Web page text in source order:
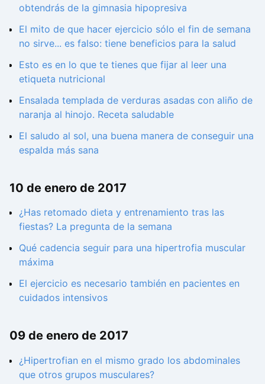
obtendrás de la gimnasia hipopresiva
El mito de que hacer ejercicio sólo el fin de semana
no sirve... es falso: tiene beneficios para la salud
Esto es en lo que te tienes que fijar al leer una
etiqueta nutricional
Ensalada templada de verduras asadas con aliño de
naranja al hinojo. Receta saludable
El saludo al sol, una buena manera de conseguir una
espalda más sana
10 de enero de 2017
¿Has retomado dieta y entrenamiento tras las
fiestas? La pregunta de la semana
Qué cadencia seguir para una hipertrofia muscular
máxima
El ejercicio es necesario también en pacientes en
cuidados intensivos
09 de enero de 2017
¿Hipertrofian en el mismo grado los abdominales
que otros grupos musculares?